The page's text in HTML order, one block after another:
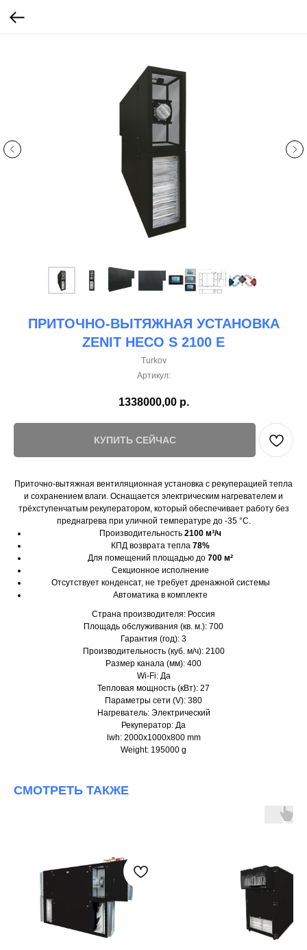
ПРИТОЧНО-ВЫТЯЖНАЯ УСТАНОВКА
ZENIT HECO S 2100 E
Turkov
Артикул:
1338000,00 р.
КУПИТЬ СЕЙЧАС
Приточно-вытяжная вентиляционная установка с рекуперацией тепла
и сохранением влаги. Оснащается электрическим нагревателем и
трёхступенчатым рекуператором, который обеспечивает работу без
преднагрева при уличной температуре до -35 °C.
Производительность 2100 м³/ч
КПД возврата тепла 78%
Для помещений площадью до 700 м²
Секционное исполнение
Отсутствует конденсат, не требует дренажной системы
Автоматика в комплекте
Страна производителя: Россия
Площадь обслуживания (кв. м.): 700
Гарантия (год): 3
Производительность (куб. м/ч): 2100
Размер канала (мм): 400
Wi-Fi: Да
Тепловая мощность (кВт): 27
Параметры сети (V): 380
Нагреватель: Электрический
Рекуператор: Да
lwh: 2000x1000x800 mm
Weight: 195000 g
СМОТРЕТЬ ТАКЖЕ